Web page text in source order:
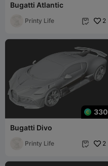
Bugatti Atlantic
Printy Life  2
330
Bugatti Divo
Printy Life  2